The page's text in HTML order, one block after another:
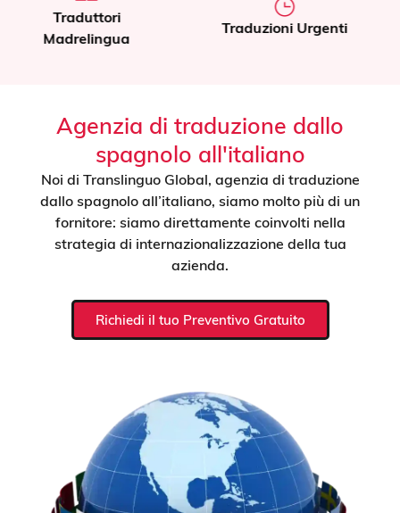
Traduzioni Urgenti
Traduzione di
Documenti
Agenzia di traduzione dallo
spagnolo all'italiano
Noi di Translinguo Global, agenzia di traduzione
dallo spagnolo all’italiano, siamo molto più di un
fornitore: siamo direttamente coinvolti nella
strategia di internazionalizzazione della tua
azienda.
Richiedi il tuo Preventivo Gratuito